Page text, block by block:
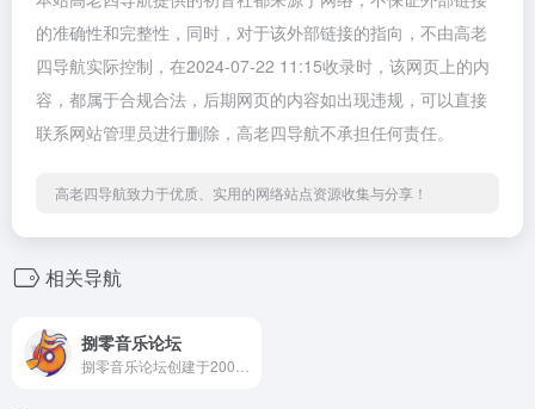
的准确性和完整性，同时，对于该外部链接的指向，不由高老
四导航实际控制，在2024-07-22 11:15收录时，该网页上的内
容，都属于合规合法，后期网页的内容如出现违规，可以直接
联系网站管理员进行删除，高老四导航不承担任何责任。
高老四导航致力于优质、实用的网络站点资源收集与分享！
相关导航
捌零音乐论坛